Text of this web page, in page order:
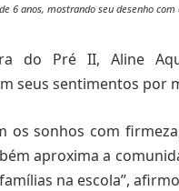
6 anos, mostrando seu desenho com
do Pré II, Aline
seus sentimentos por
os sonhos com
aproxima a
na escola”,